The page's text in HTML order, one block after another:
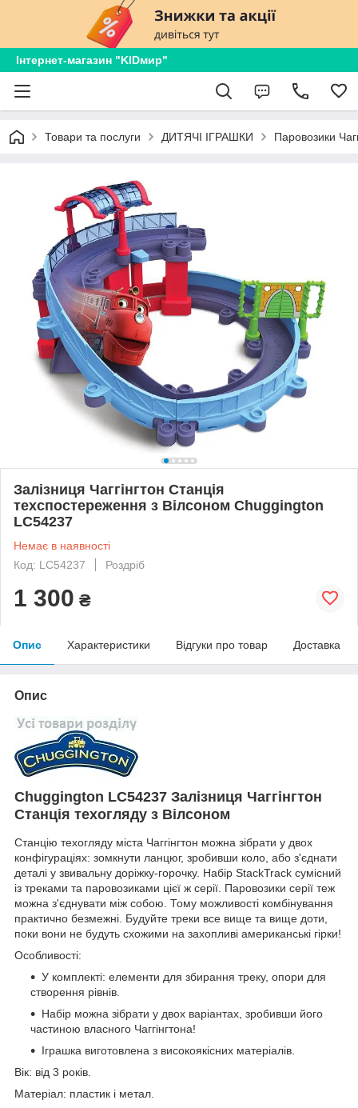
Інтернет-магазин "KIDмир"
Товари та послуги ДИТЯЧІ ІГРАШКИ Паровозики
Залізниця Чаггінгтон Станція
техспостереження з Вілсоном Chuggington
LC54237
Немає в наявності
Код: LC54237
Роздріб
1 300 ₴
Опис Характеристики Відгуки про товар Доставка
Опис
Chuggington LC54237 Залізниця Чаггінгтон
Станція техогляду з Вілсоном
Станцію техогляду міста Чаггінгтон можна зібрати у двох
конфігураціях: зомкнути ланцюг, зробивши коло, або з'єднати
деталі у звивальну доріжку-горочку. Набір StackTrack сумісний
із треками та паровозиками цієї ж серії. Паровозики серії теж
можна з'єднувати між собою. Тому можливості комбінування
практично безмежні. Будуйте треки все вище та вище доти,
поки вони не будуть схожими на захопливі американські гірки!
Особливості:
У комплекті: елементи для збирання треку, опори для
створення рівнів.
Набір можна зібрати у двох варіантах, зробивши його
частиною власного Чаггінгтона!
Іграшка виготовлена з високоякісних матеріалів.
Вік: від 3 років.
Матеріал: пластик і метал.